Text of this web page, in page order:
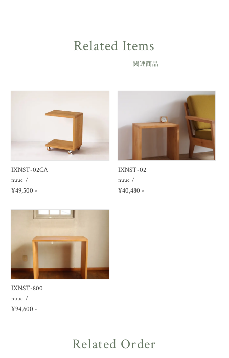
関連商品
IXNST-02CA
nuuc
¥49,500 -
IXNST-02
nuuc
¥40,480 -
IXNST-800
nuuc
¥94,600 -